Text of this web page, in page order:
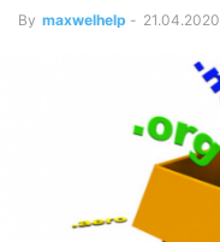
By maxwelhelp - 21.04.2020